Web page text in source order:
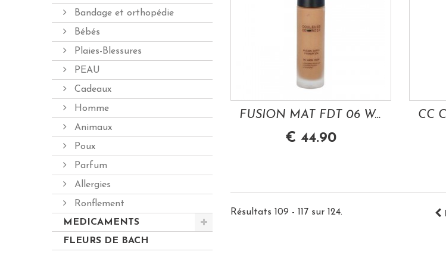
Bandage et orthopédie
Bébés
Plaies-Blessures
PEAU
Cadeaux
Homme
Animaux
Poux
Parfum
Allergies
Ronflement
MEDICAMENTS
FLEURS DE BACH
FUSION MAT FDT 06 WARM ROSE 30 ML LES...
€ 44.90
Résultats 109 - 117 sur 124.